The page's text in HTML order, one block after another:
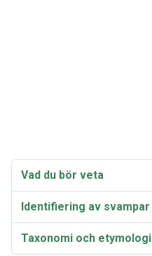
Vad du bör veta
Identifiering av svampar
Taxonomi och etymologi